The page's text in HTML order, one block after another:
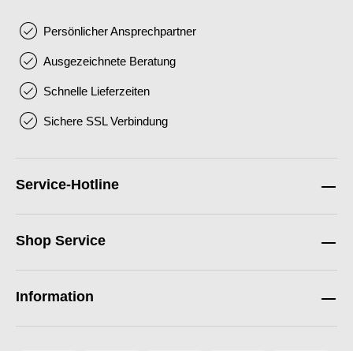
Persönlicher Ansprechpartner
Ausgezeichnete Beratung
Schnelle Lieferzeiten
Sichere SSL Verbindung
Service-Hotline
Shop Service
Information